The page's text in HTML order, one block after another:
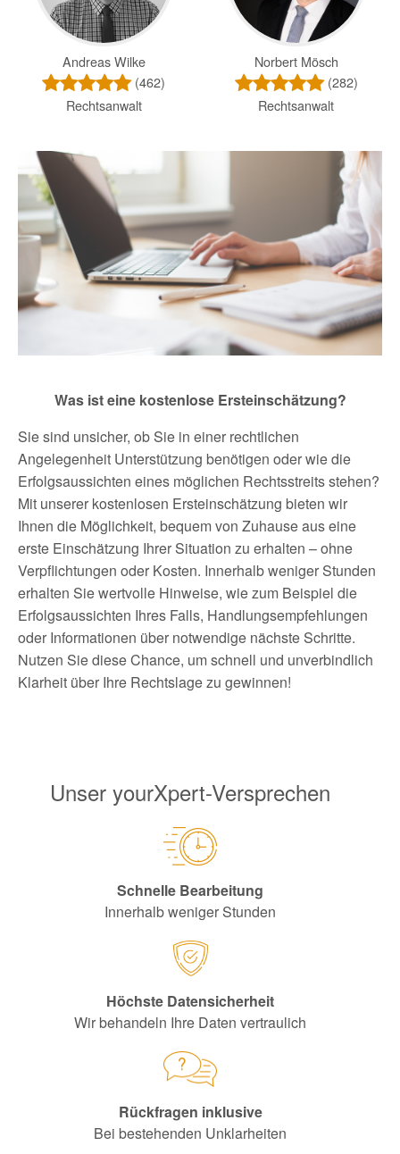
Andreas Wilke
(462)
Rechtsanwalt
Norbert Mösch
(282)
Rechtsanwalt
Was ist eine kostenlose Ersteinschätzung?
Sie sind unsicher, ob Sie in einer rechtlichen
Angelegenheit Unterstützung benötigen oder wie die
Erfolgsaussichten eines möglichen Rechtsstreits stehen?
Mit unserer kostenlosen Ersteinschätzung bieten wir
Ihnen die Möglichkeit, bequem von Zuhause aus eine
erste Einschätzung Ihrer Situation zu erhalten – ohne
Verpflichtungen oder Kosten. Innerhalb weniger Stunden
erhalten Sie wertvolle Hinweise, wie zum Beispiel die
Erfolgsaussichten Ihres Falls, Handlungsempfehlungen
oder Informationen über notwendige nächste Schritte.
Nutzen Sie diese Chance, um schnell und unverbindlich
Klarheit über Ihre Rechtslage zu gewinnen!
Unser yourXpert-Versprechen
Schnelle Bearbeitung
Innerhalb weniger Stunden
Höchste Datensicherheit
Wir behandeln Ihre Daten vertraulich
Rückfragen inklusive
Bei bestehenden Unklarheiten